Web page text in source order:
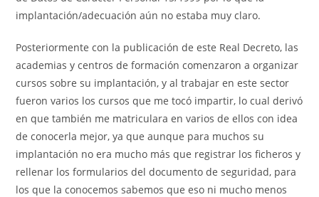
implantación/adecuación aún no estaba muy claro.
Posteriormente con la publicación de este Real Decreto, las
academias y centros de formación comenzaron a organizar
cursos sobre su implantación, y al trabajar en este sector
fueron varios los cursos que me tocó impartir, lo cual derivó
en que también me matriculara en varios de ellos con idea
de conocerla mejor, ya que aunque para muchos su
implantación no era mucho más que registrar los ficheros y
rellenar los formularios del documento de seguridad, para
los que la conocemos sabemos que eso ni mucho menos